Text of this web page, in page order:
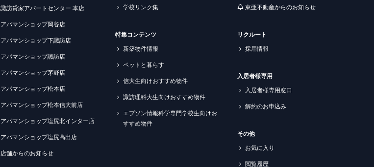
諏訪貸家アパートセンター 本店
アパマンショップ岡谷店
アパマンショップ下諏訪店
アパマンショップ諏訪店
アパマンショップ茅野店
アパマンショップ松本店
アパマンショップ松本信大前店
アパマンショップ塩尻北インター店
アパマンショップ塩尻高出店
店舗からのお知らせ
学校リンク集
特集コンテンツ
新築物件情報
ペットと暮らす
信大生向けおすすめ物件
諏訪理科大生向けおすすめ物件
エプソン情報科学専門学校生向けお
すすめ物件
東亜不動産からのお知らせ
リクルート
採用情報
入居者様専用
入居者様専用窓口
解約のお申込み
その他
お気に入り
閲覧履歴